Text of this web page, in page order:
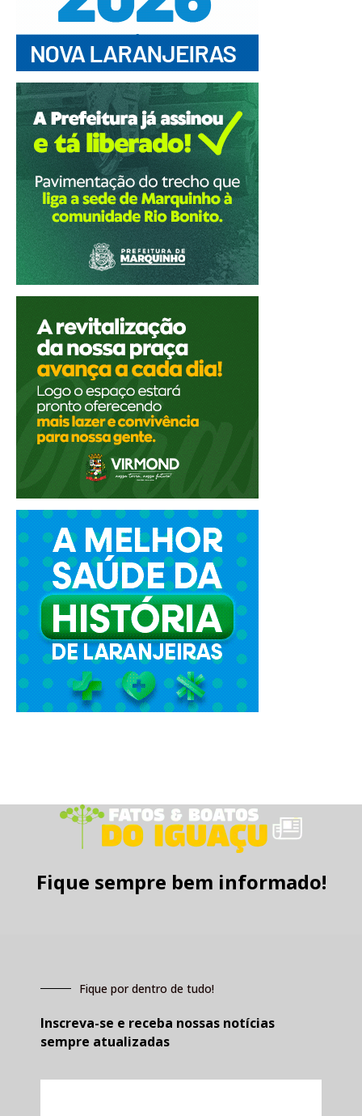
Fique sempre bem informado!
Fique por dentro de tudo!
Inscreva-se e receba nossas notícias
sempre atualizadas